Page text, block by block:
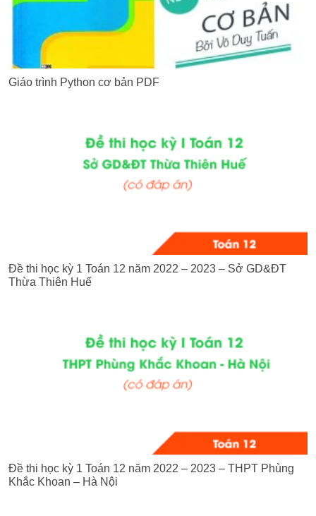
Giáo trình Python cơ bản PDF
Đề thi học kỳ 1 Toán 12 năm 2022 – 2023 – Sở GD&ĐT
Thừa Thiên Huế
Đề thi học kỳ 1 Toán 12 năm 2022 – 2023 – THPT Phùng
Khắc Khoan – Hà Nội